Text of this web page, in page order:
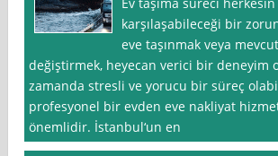
karşılaşabileceği bir
eve taşınmak veya
değiştirmek, heyecan verici bir deneyim
zamanda stresli ve yorucu bir süreç
profesyonel bir evden eve nakliyat
önemlidir. İstanbul‘un en